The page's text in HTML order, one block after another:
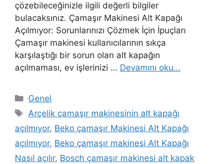
çözebileceğinizle ilgili değerli bilgiler
bulacaksınız. Çamaşır Makinesi Alt Kapağı
Açılmıyor: Sorunlarınızı Çözmek İçin İpuçları
Çamaşır makinesi kullanıcılarının sıkça
karşılaştığı bir sorun olan alt kapağın
açılmaması, ev işlerinizi … Devamını oku…
Kategoriler
Genel
Etiketler
Arçelik çamaşır makinesinin alt kapağı
açılmıyor, Beko çamaşır Makinesi Alt Kapağı
açılmıyor, Beko çamaşır makinesi Alt Kapağı
Nasıl açılır, Bosch çamaşır makinesi alt kapak